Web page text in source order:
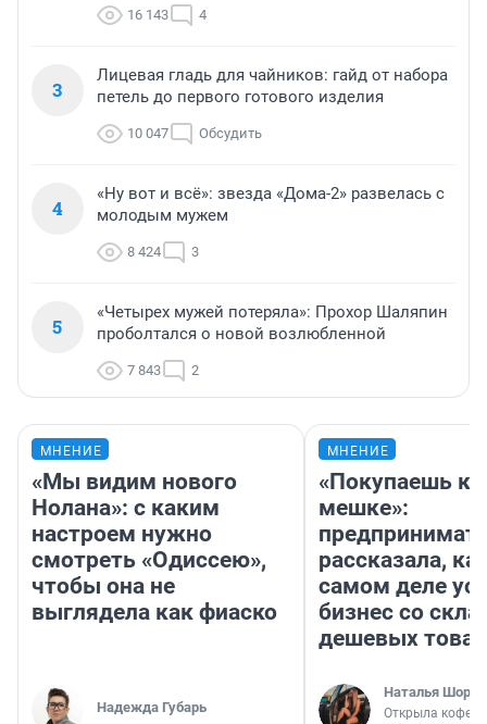
16 143 4
3
Лицевая гладь для чайников: гайд от набора
петель до первого готового изделия
10 047 Обсудить
4
«Ну вот и всё»: звезда «Дома-2» развелась с
молодым мужем
8 424 3
5
«Четырех мужей потеряла»: Прохор Шаляпин
проболтался о новой возлюбленной
7 843 2
МНЕНИЕ
«Мы видим нового
Нолана»: с каким
настроем нужно
смотреть «Одиссею»,
чтобы она не
выглядела как фиаско
Надежда Губарь
МНЕНИЕ
«Покупаешь
мешке»:
рассказала,
самом деле
бизнес со
дешевых
Наталья
Открыла